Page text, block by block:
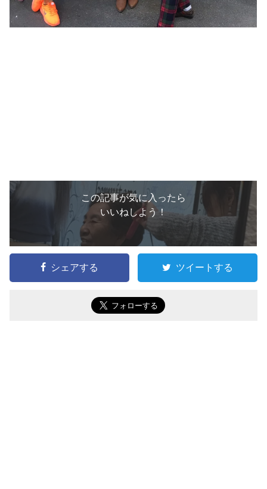
この記事が気に入ったら
いいねしよう！
シェアする ツイートする